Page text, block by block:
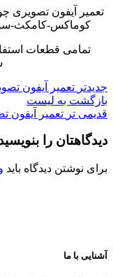
تعمیر آیفون تصویری
کوماکس-کامکث-
تمامی قطعات
جدیدتر تعمیر آیفون
بازگشت به لیست
قدیمی تر تعمیر آیفون
دیدگاهتان را
برای نوشتن دیدگاه باید
آشنایی با ما